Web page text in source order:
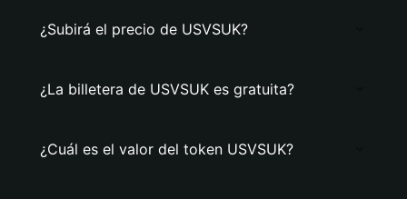
¿Subirá el precio de USVSUK?
¿La billetera de USVSUK es gratuita?
¿Cuál es el valor del token USVSUK?